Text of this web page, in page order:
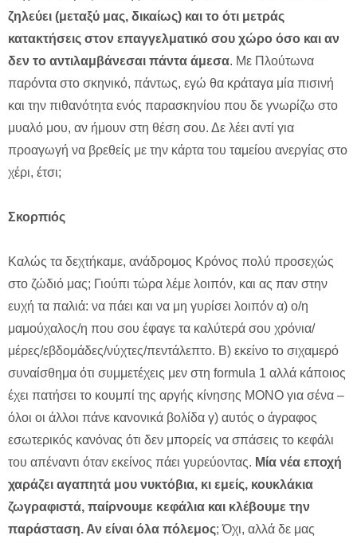
ζηλεύει (μεταξύ μας, δικαίως) και το ότι μετράς
κατακτήσεις στον επαγγελματικό σου χώρο όσο και αν
δεν το αντιλαμβάνεσαι πάντα άμεσα. Με Πλούτωνα
παρόντα στο σκηνικό, πάντως, εγώ θα κράταγα μία πισινή
και την πιθανότητα ενός παρασκηνίου που δε γνωρίζω στο
μυαλό μου, αν ήμουν στη θέση σου. Δε λέει αντί για
προαγωγή να βρεθείς με την κάρτα του ταμείου ανεργίας στο
χέρι, έτσι;
Σκορπιός
Καλώς τα δεχτήκαμε, ανάδρομος Κρόνος πολύ προσεχώς
στο ζώδιό μας; Γιούπι τώρα λέμε λοιπόν, και ας παν στην
ευχή τα παλιά: να πάει και να μη γυρίσει λοιπόν α) ο/η
μαμούχαλος/η που σου έφαγε τα καλύτερά σου χρόνια/
μέρες/εβδομάδες/νύχτες/πεντάλεπτο. Β) εκείνο το σιχαμερό
συναίσθημα ότι συμμετέχεις μεν στη formula 1 αλλά κάποιος
έχει πατήσει το κουμπί της αργής κίνησης ΜΟΝΟ για σένα –
όλοι οι άλλοι πάνε κανονικά βολίδα γ) αυτός ο άγραφος
εσωτερικός κανόνας ότι δεν μπορείς να σπάσεις το κεφάλι
του απέναντι όταν εκείνος πάει γυρεύοντας. Μία νέα εποχή
χαράζει αγαπητά μου νυκτόβια, κι εμείς, κουκλάκια
ζωγραφιστά, παίρνουμε κεφάλια και κλέβουμε την
παράσταση. Αν είναι όλα πόλεμος; Όχι, αλλά δε μας